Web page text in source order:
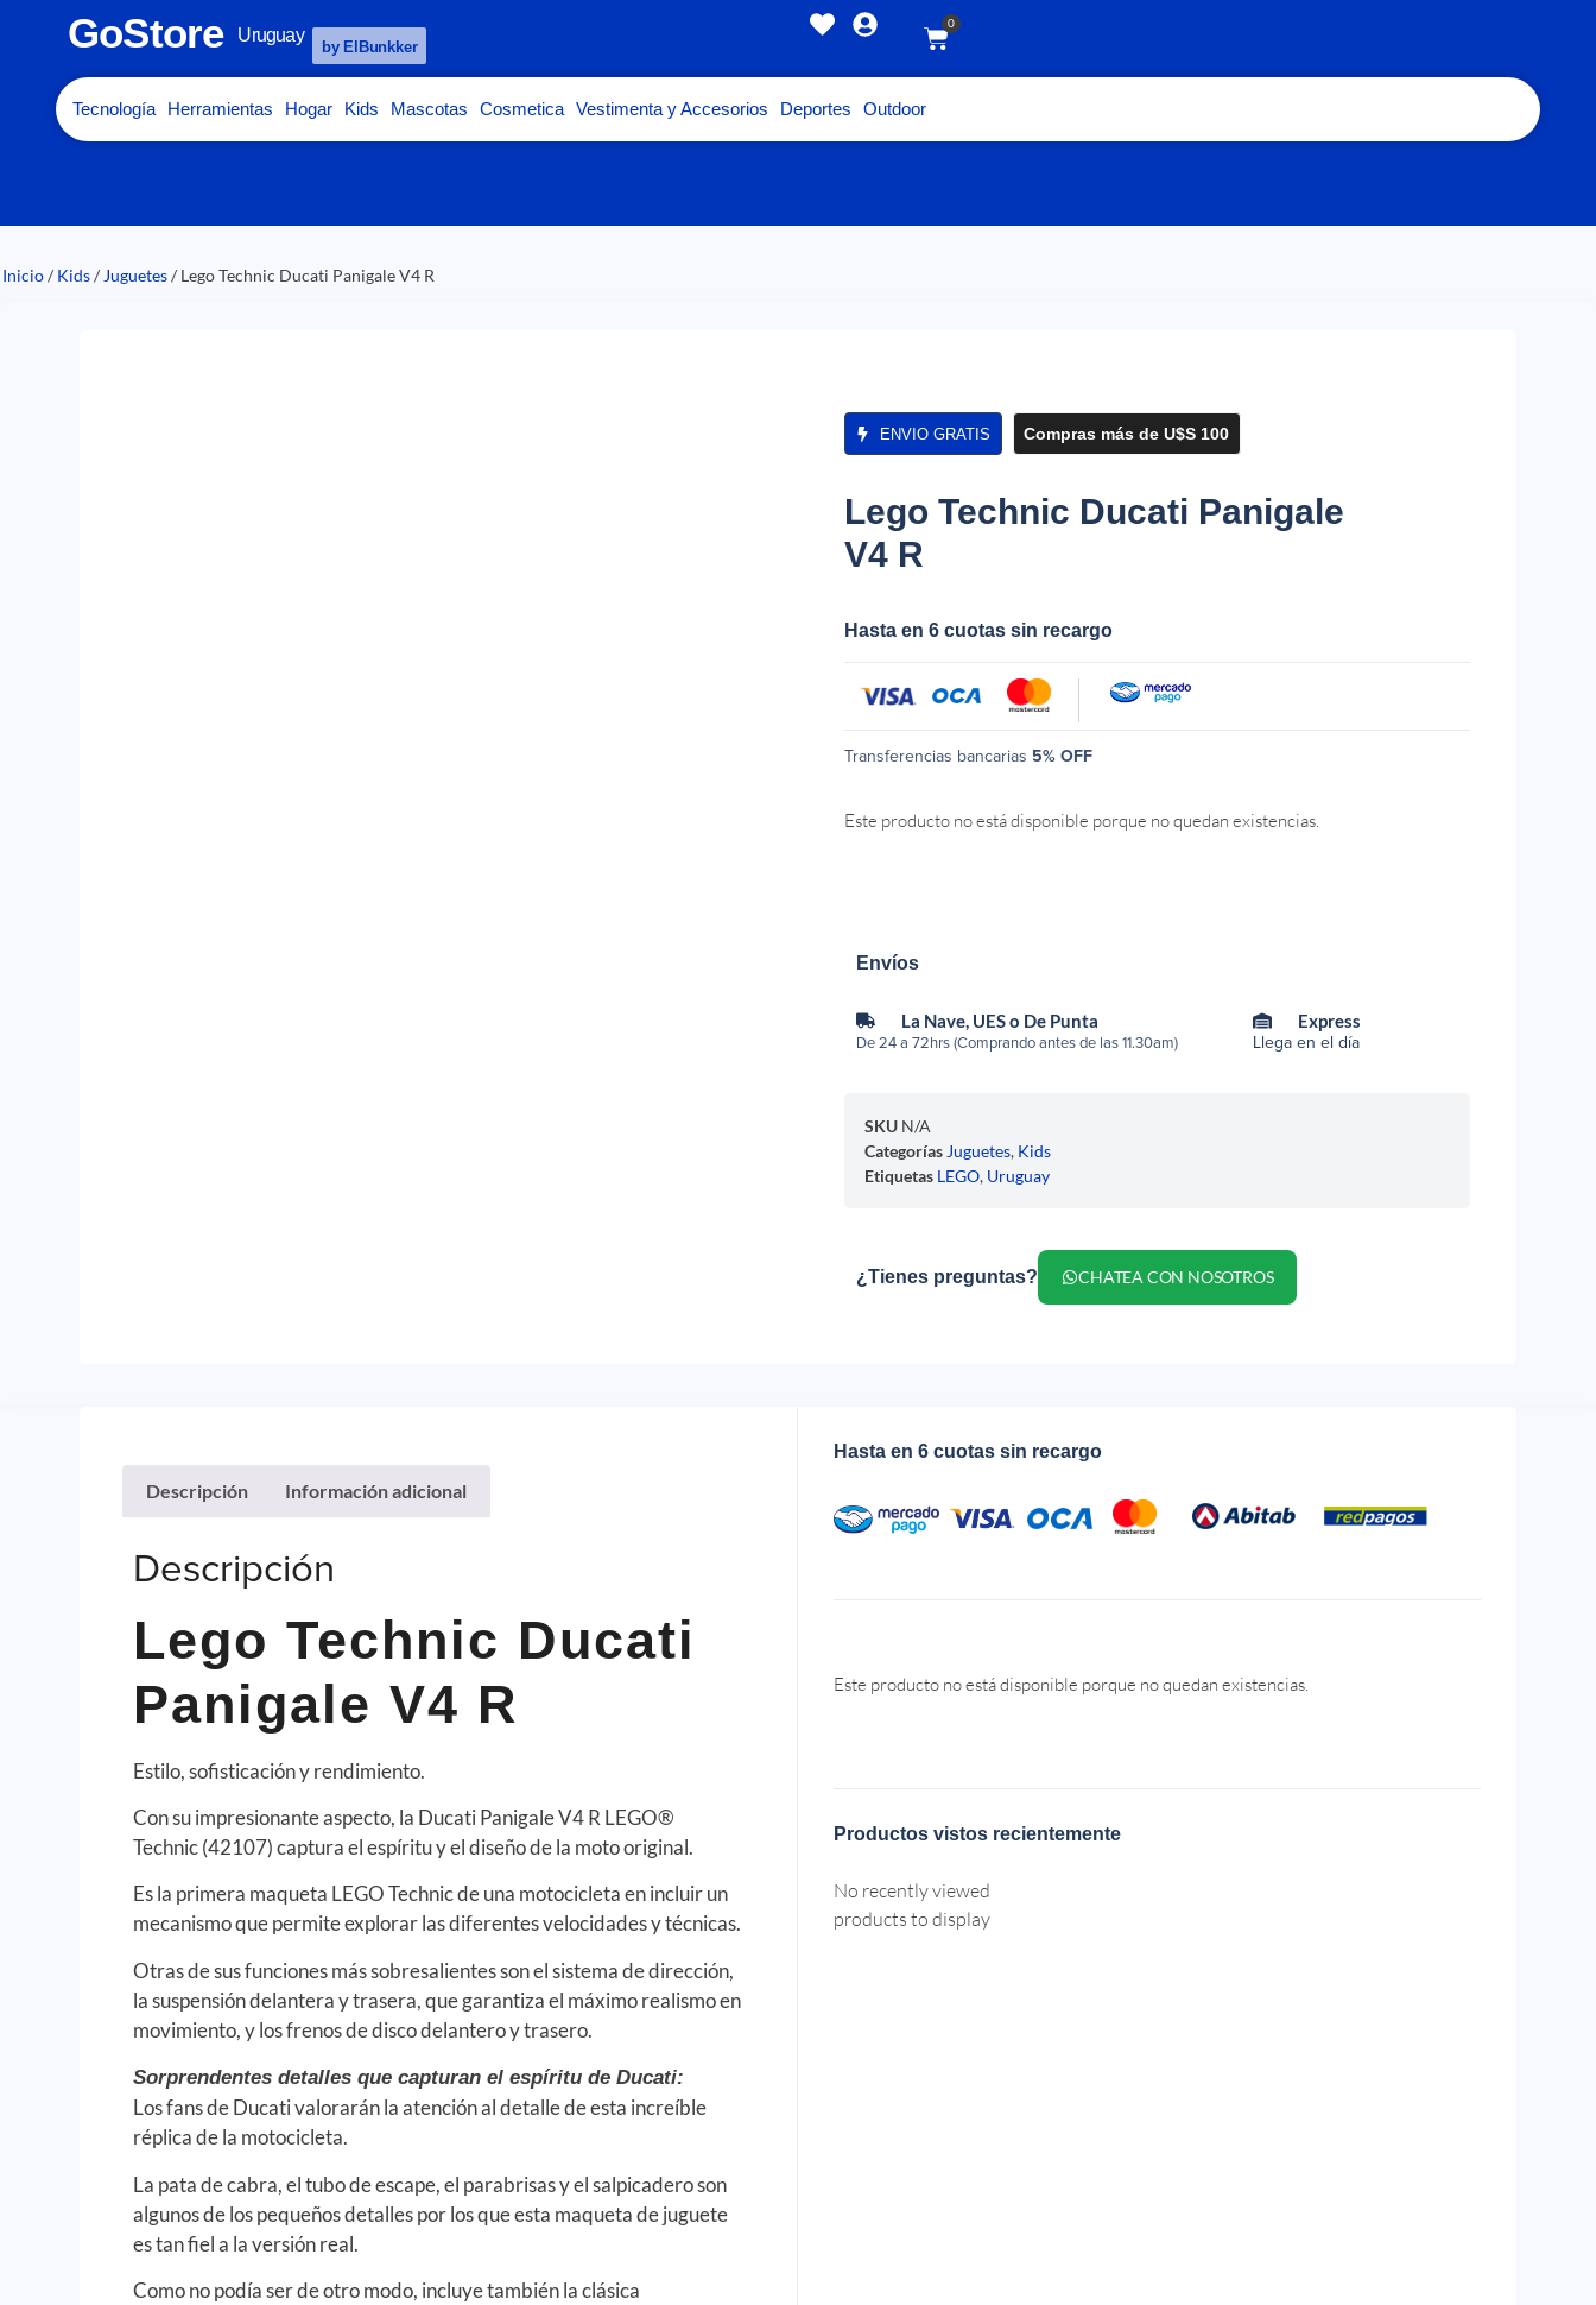
GoStore Uruguay
by ElBunkker
0
Tecnología Herramientas Hogar Kids Mascotas Cosmetica Vestimenta y Accesorios Deportes Outdoor
Inicio/ Kids/ Juguetes/ Lego Technic Ducati Panigale V4 R
ENVIO GRATIS Compras más de U$S 100
Lego Technic Ducati Panigale
V4 R
Hasta en 6 cuotas sin recargo
Transferencias bancarias 5% OFF
Este producto no está disponible porque no quedan existencias.
Envíos
La Nave, UES o De Punta
De 24 a 72hrs (Comprando antes de las 11.30am)
Express
Llega en el día
SKU N/A
CategoríasJuguetes, Kids
Etiquetas LEGO, Uruguay
¿Tienes preguntas? CHATEA CON NOSOTROS
Descripción Información adicional
Descripción
Lego Technic Ducati
Panigale V4 R
Estilo, sofisticación y rendimiento.
Con su impresionante aspecto, la Ducati Panigale V4 R LEGO®
Technic (42107) captura el espíritu y el diseño de la moto original.
Es la primera maqueta LEGO Technic de una motocicleta en incluir un
mecanismo que permite explorar las diferentes velocidades y técnicas.
Otras de sus funciones más sobresalientes son el sistema de dirección,
la suspensión delantera y trasera, que garantiza el máximo realismo en
movimiento, y los frenos de disco delantero y trasero.
Sorprendentes detalles que capturan el espíritu de Ducati:
Los fans de Ducati valorarán la atención al detalle de esta increíble
réplica de la motocicleta.
La pata de cabra, el tubo de escape, el parabrisas y el salpicadero son
algunos de los pequeños detalles por los que esta maqueta de juguete
es tan fiel a la versión real.
Como no podía ser de otro modo, incluye también la clásica
Hasta en 6 cuotas sin recargo
Este producto no está disponible porque no quedan existencias.
Productos vistos recientemente
No recently viewed
products to display